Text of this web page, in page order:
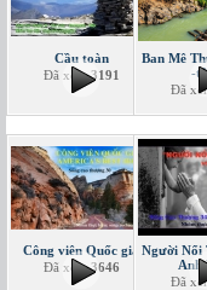
Cầu toàn
Đã xem3191
Ban Mê
-
Đã
Công viên Quốc gia
Đã xem3646
Người Nổi
Anh
Đã